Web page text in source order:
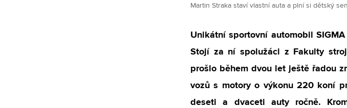
Martin Straka staví vlastní auta a plní si dětský
Unikátní sportovní automobil
Stojí za ní spolužáci z Fakulty
prošlo během dvou let ještě řadou
vozů s motory o výkonu 220 koní
deseti a dvaceti auty ročně.